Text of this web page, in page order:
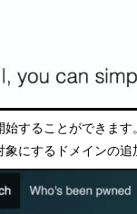
することができます
にするドメインの追